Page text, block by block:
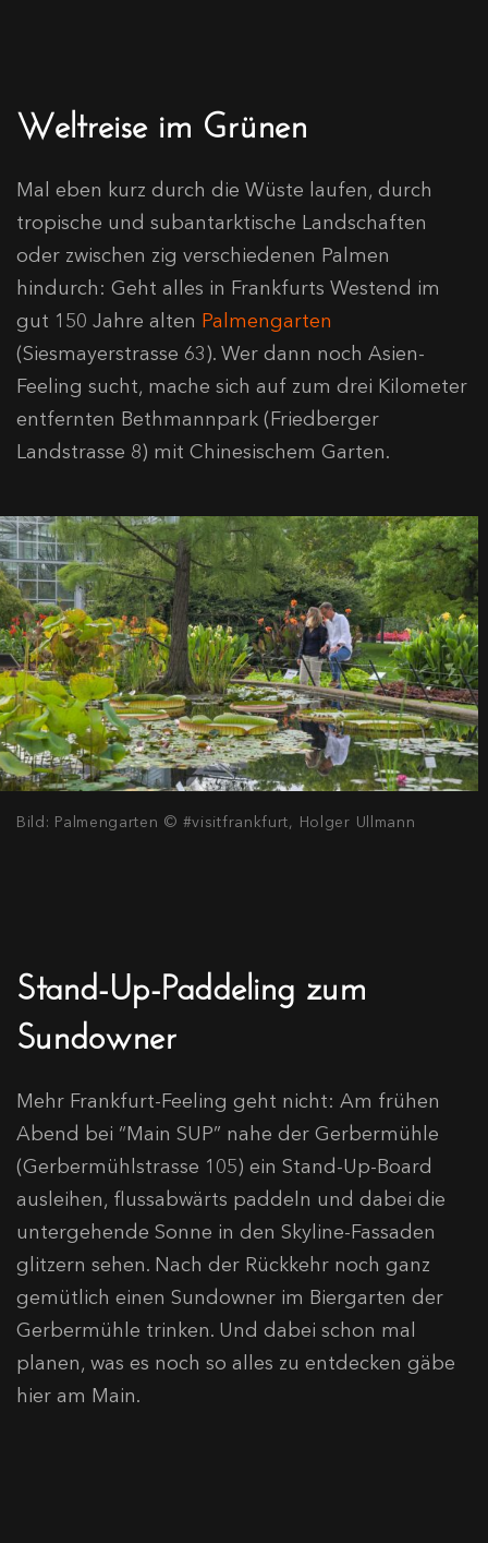
Weltreise im Grünen
Mal eben kurz durch die Wüste laufen, durch
tropische und subantarktische Landschaften
oder zwischen zig verschiedenen Palmen
hindurch: Geht alles in Frankfurts Westend im
gut 150 Jahre alten Palmengarten
(Siesmayerstrasse 63). Wer dann noch Asien-
Feeling sucht, mache sich auf zum drei Kilometer
entfernten Bethmannpark (Friedberger
Landstrasse 8) mit Chinesischem Garten.
Bild: Palmengarten © #visitfrankfurt, Holger Ullmann
Stand-Up-Paddeling zum
Sundowner
Mehr Frankfurt-Feeling geht nicht: Am frühen
Abend bei “Main SUP” nahe der Gerbermühle
(Gerbermühlstrasse 105) ein Stand-Up-Board
ausleihen, flussabwärts paddeln und dabei die
untergehende Sonne in den Skyline-Fassaden
glitzern sehen. Nach der Rückkehr noch ganz
gemütlich einen Sundowner im Biergarten der
Gerbermühle trinken. Und dabei schon mal
planen, was es noch so alles zu entdecken gäbe
hier am Main.